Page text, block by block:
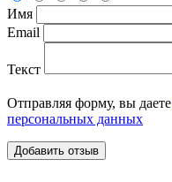
Имя
Email
Текст
Отправляя форму, вы даете
персональных данных